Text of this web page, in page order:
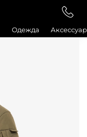
Одежда